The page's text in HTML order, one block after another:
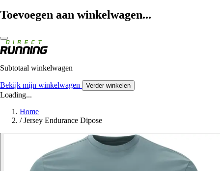
Toevoegen aan winkelwagen...
Subtotaal winkelwagen
Bekijk mijn winkelwagen Verder winkelen
Loading...
Home
/ Jersey Endurance Dipose